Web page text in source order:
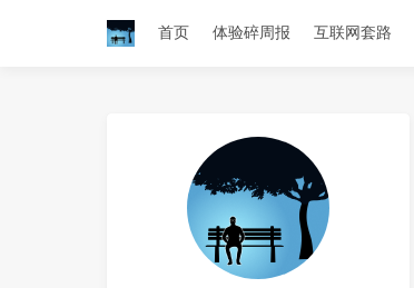
首页 体验碎周报 互联网套路